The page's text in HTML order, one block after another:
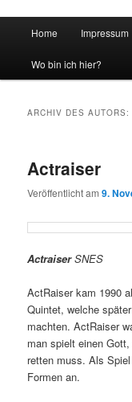
vidgames.de
Zum Inhalt wechseln
Zum sekundären
Home Impressum
Wo bin ich hier?
ARCHIV DES
Actraiser
Veröffentlicht am9.
ActraiserSNES
ActRaiser kam 1990
Quintet, welche
machten. ActRaiser
man spielt einen
retten muss. Als
Formen an.